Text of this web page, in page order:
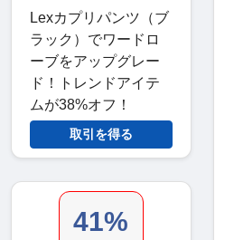
Lexカプリパンツ（ブ
ラック）でワードロ
ーブをアップグレー
ド！トレンドアイテ
ムが38%オフ！
取引を得る
41%